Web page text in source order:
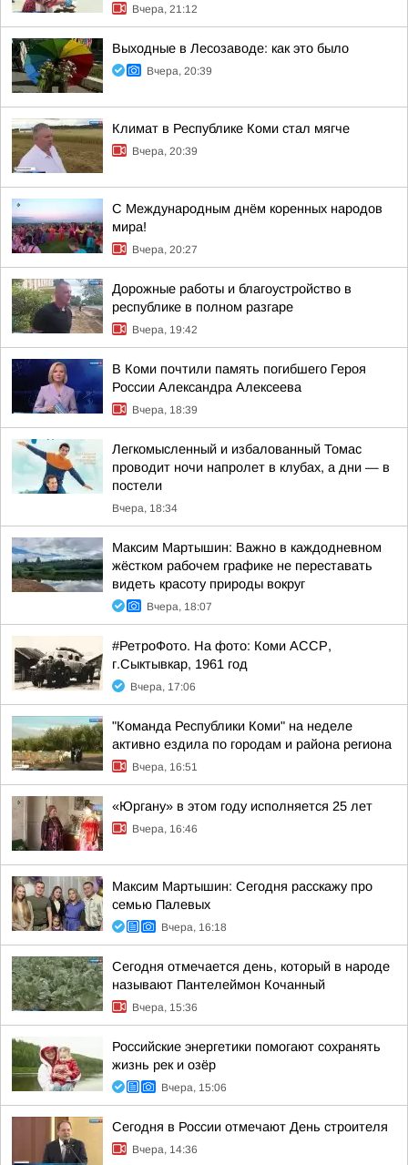
Вчера, 21:12
Выходные в Лесозаводе: как это было
Вчера, 20:39
Климат в Республике Коми стал мягче
Вчера, 20:39
С Международным днём коренных народов
мира!
Вчера, 20:27
Дорожные работы и благоустройство в
республике в полном разгаре
Вчера, 19:42
В Коми почтили память погибшего Героя
России Александра Алексеева
Вчера, 18:39
Легкомысленный и избалованный Томас
проводит ночи напролет в клубах, а дни — в
постели
Вчера, 18:34
Максим Мартышин: Важно в каждодневном
жёстком рабочем графике не переставать
видеть красоту природы вокруг
Вчера, 18:07
#РетроФото. На фото: Коми АССР,
г.Сыктывкар, 1961 год
Вчера, 17:06
"Команда Республики Коми" на неделе
активно ездила по городам и района региона
Вчера, 16:51
«Юргану» в этом году исполняется 25 лет
Вчера, 16:46
Максим Мартышин: Сегодня расскажу про
семью Палевых
Вчера, 16:18
Сегодня отмечается день, который в народе
называют Пантелеймон Кочанный
Вчера, 15:36
Российские энергетики помогают сохранять
жизнь рек и озёр
Вчера, 15:06
Сегодня в России отмечают День строителя
Вчера, 14:36